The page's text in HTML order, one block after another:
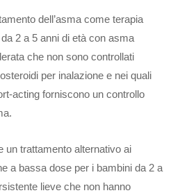
dell’asma come terapia
2 a 5 anni di età con asma
che non sono controllati
per inalazione e nei quali
acting forniscono un controllo
un trattamento alternativo ai
a bassa dose per i bambini da 2 a
lieve che non hanno